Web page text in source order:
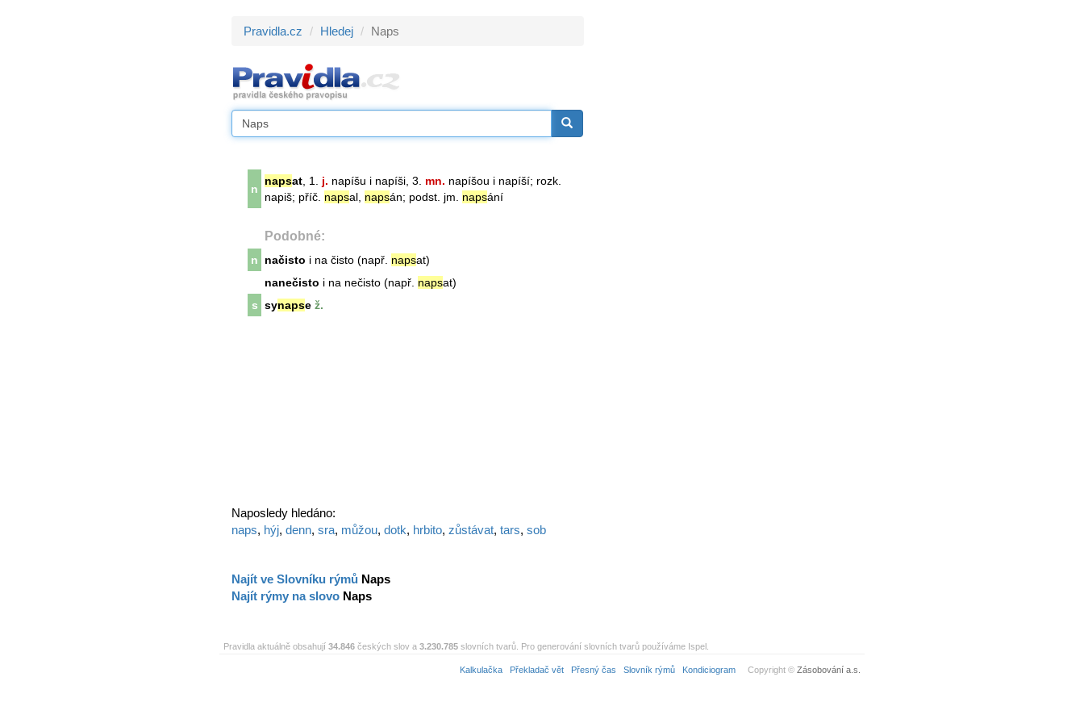
Pravidla.cz Hledej Naps
n
napsat , 1. j. napíšu i napíši, 3. mn. napíšou i napíší; rozk.
napiš; příč. napsal, napsán; podst. jm. napsání
Podobné:
n načisto i na čisto (např. napsat)
nanečisto i na nečisto (např. napsat)
s synapse ž.
Naposledy hledáno:
naps, hýj, denn, sra, můžou, dotk, hrbito, zůstávat, tars, sob
Najít ve Slovníku rýmů Naps
Najít rýmy na slovo Naps
Pravidla aktuálně obsahují 34.846 českých slov a 3.230.785 slovních tvarů. Pro generování slovních tvarů používáme Ispel.
Kalkulačka Překladač vět Přesný čas Slovník rýmů Kondiciogram Copyright © Zásobování a.s.